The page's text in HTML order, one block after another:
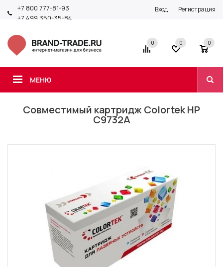
+7 800 777-81-93
+7 499 350-35-84
Вход Регистрация
МЕНЮ
0 0 0
Совместимый картридж Colortek HP
C9732A